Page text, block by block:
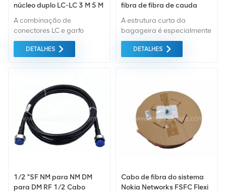
núcleo duplo LC-LC 3 M 5 M
cauda de jumper de fibra
de cabeça dupla
A combinação de
conectores LC e garfo
protetor, tampa de alívio de
tensão e a cor cerâmica de
confiabilidade
DETALHES
fibra de fibra de cauda
A estrutura curta da
bagageira é especialmente
adequada para aplicações
de alta densidade com
requisitos e atende
requisitos de alta
densidade do MDA e EDA.
Permite espaço extra de
30mm entre o rack e a
porta fechada do armário, o
que facilita a circulação de
DETALHES
1/2 "SF NM para NM DM
para DM RF 1/2 Cabo
Cabo de fibra do sistema
Nokia Networks FSFC Flexi